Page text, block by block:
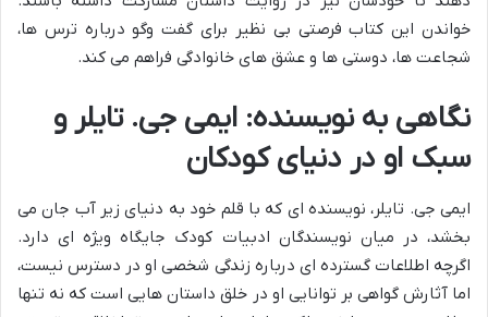
خواندن این کتاب فرصتی بی نظیر برای گفت وگو درباره ترس ها،
شجاعت ها، دوستی ها و عشق های خانوادگی فراهم می کند.
نگاهی به نویسنده: ایمی جی. تایلر و
سبک او در دنیای کودکان
ایمی جی. تایلر، نویسنده ای که با قلم خود به دنیای زیر آب جان می
بخشد، در میان نویسندگان ادبیات کودک جایگاه ویژه ای دارد.
اگرچه اطلاعات گسترده ای درباره زندگی شخصی او در دسترس نیست،
اما آثارش گواهی بر توانایی او در خلق داستان هایی است که نه تنها